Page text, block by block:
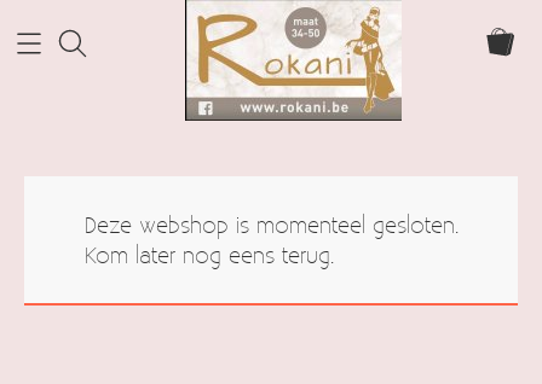
Webshop
Deze webshop is momenteel gesloten.
Kom later nog eens terug.